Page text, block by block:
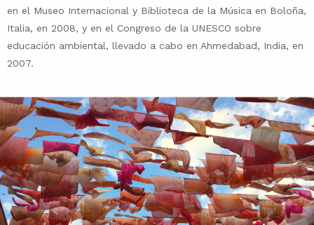
en el Museo Internacional y Biblioteca de la Música en Boloña,
Italia, en 2008, y en el Congreso de la UNESCO sobre
educación ambiental, llevado a cabo en Ahmedabad, India, en
2007.